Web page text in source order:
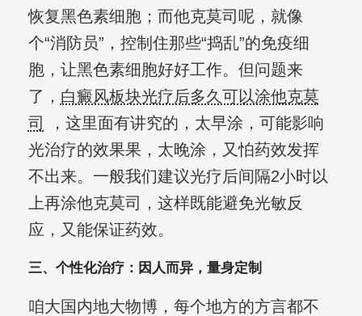
恢复黑色素细胞；而他克莫司呢，就像
个“消防员”，控制住那些“捣乱”的免疫细
胞，让黑色素细胞好好工作。但问题来
了， 白癜风板块光疗后多久可以涂他克莫
司
，这里面有讲究的，太早涂，可能影响
光治疗的效果果，太晚涂，又怕药效发挥
不出来。一般我们建议光疗后间隔2小时以
上再涂他克莫司，这样既能避免光敏反
应，又能保证药效。
三、个性化治疗：因人而异，量身定制
咱大国内地大物博，每个地方的方言都不